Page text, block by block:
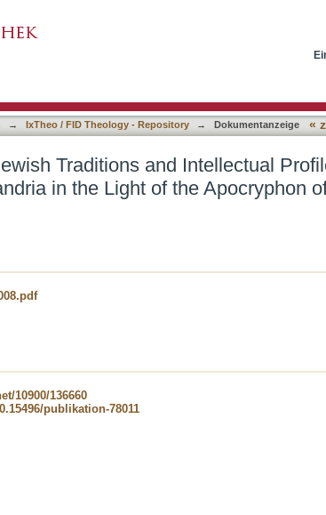
→ IxTheo / FID Theology - Repository → Dokumentanzeige «
Traditions and Intellectual
in the Light of the Apocryphon
10900/136660
publikation-78011